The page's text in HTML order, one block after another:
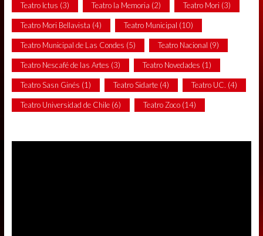
Teatro Ictus (3) Teatro la Memoria (2) Teatro Mori (3)
Teatro Mori Bellavista (4) Teatro Municipal (10)
Teatro Municipal de Las Condes (5) Teatro Nacional (9)
Teatro Nescafé de las Artes (3) Teatro Novedades (1)
Teatro Sasn Ginés (1) Teatro Sidarte(4) Teatro UC. (4)
Teatro Universidad de Chile(6) Teatro Zoco(14)